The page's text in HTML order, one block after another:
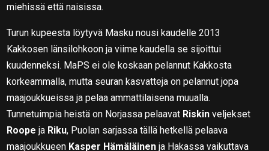
miehissä että naisissa.
Turun kupeesta löytyvä Masku nousi kaudelle 2013
Kakkosen länsilohkoon ja viime kaudella se sijoittui
kuudenneksi. MaPS ei ole koskaan pelannut Kakkosta
korkeammalla, mutta seuran kasvatteja on pelannut jopa
maajoukkueissa ja pelaa ammattilaisena muualla.
Tunnetuimpia heistä on Norjassa pelaavat Riskin veljekset
Roope ja Riku, Puolan sarjassa tällä hetkellä pelaava
maajoukkueen Kasper Hämäläinen ja Hakassa vaikuttava